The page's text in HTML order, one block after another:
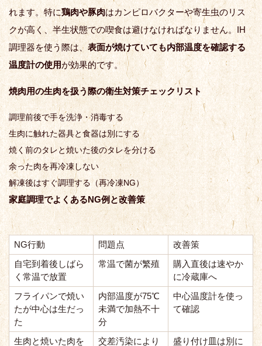
れます。特に鶏肉や豚肉はカンピロバクターや寄生虫のリス
クが高く、半生状態での喫食は避けなければなりません。IH
調理器を使う際は、 表面が焼けていても内部温度を確認する
温度計の使用が効果的です。
焼肉用の生肉を扱う際の衛生対策チェックリスト
調理前後で手を洗浄・消毒する
生肉に触れた器具と食器は別にする
焼く前のタレと焼いた後のタレを分ける
余った肉を再冷凍しない
解凍後はすぐ調理する（再冷凍NG）
家庭調理でよくあるNG例と改善策
NG行動 問題点
改善策
自宅到着後しばら
く常温で放置
常温で菌が繁殖
購入直後は速やか
に冷蔵庫へ
フライパンで焼い
たが中心は生だっ
た
内部温度が75℃
未満で加熱不十
分
中心温度計を使っ
て確認
生肉と焼いた肉を 交差汚染により 盛り付け皿は別に